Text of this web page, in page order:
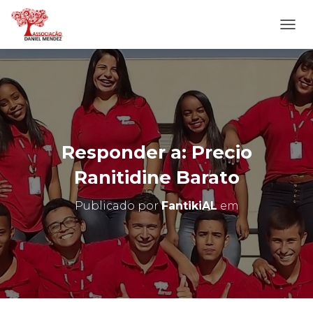
L
T
E
R
N
A
N
A
E
G
O
Responder a: Precio
Ranitidine Barato
Publicado porFantikiALem